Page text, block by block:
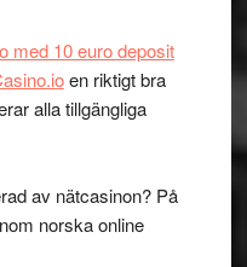
med 10 euro deposit
en riktigt bra
alla tillgängliga
av nätcasinon? På
norska online